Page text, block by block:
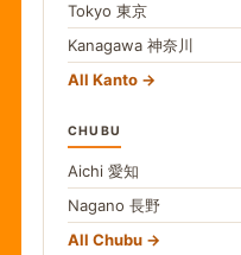
Tokyo 東京
Kanagawa 神奈川
All Kanto
CHUBU
Aichi 愛知
Nagano 長野
All Chubu